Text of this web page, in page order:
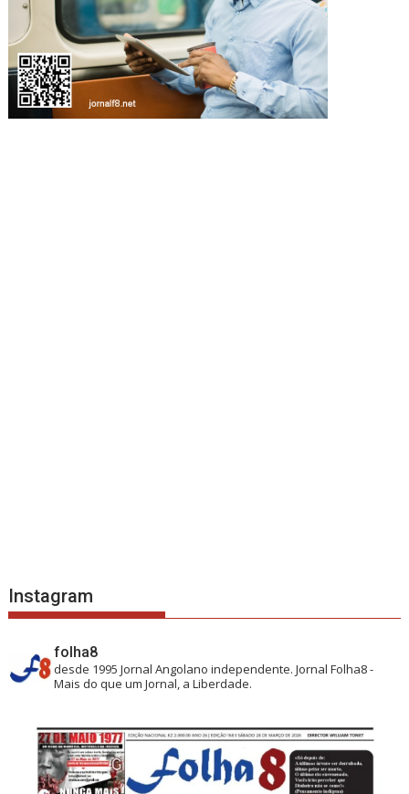
Instagram
folha8
desde 1995 Jornal Angolano independente.Jornal Folha8 -
Mais do que um Jornal, a Liberdade.